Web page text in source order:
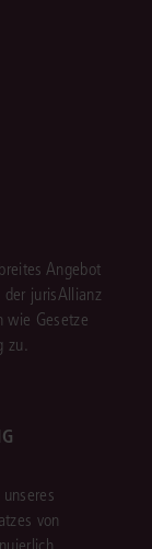
Angebot
der jurisAllianz
wie Gesetze
zu.
von